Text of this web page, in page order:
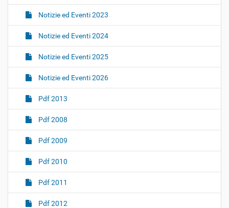
Notizie ed Eventi 2023
Notizie ed Eventi 2024
Notizie ed Eventi 2025
Notizie ed Eventi 2026
Pdf 2013
Pdf 2008
Pdf 2009
Pdf 2010
Pdf 2011
Pdf 2012